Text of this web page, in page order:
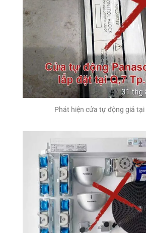
Phát hiện cửa tự động giả tại